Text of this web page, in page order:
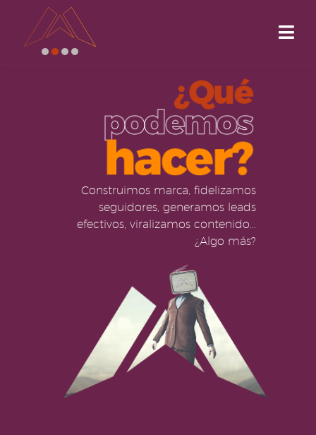
Construimos marca, fidelizamos
seguidores, generamos leads
efectivos, viralizamos contenido...
¿Algo más?